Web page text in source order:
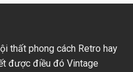
thất phong cách Retro hay
được điều đó Vintage